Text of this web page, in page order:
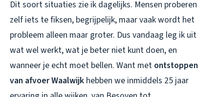
Dit soort situaties zie ik dagelijks. Mensen proberen
zelf iets te fiksen, begrijpelijk, maar vaak wordt het
probleem alleen maar groter. Dus vandaag leg ik uit
wat wel werkt, wat je beter niet kunt doen, en
wanneer je echt moet bellen. Want met ontstoppen
van afvoer Waalwijk hebben we inmiddels 25 jaar